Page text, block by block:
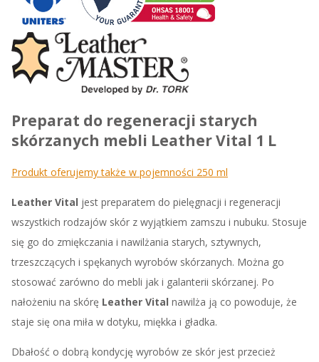
Preparat do regeneracji starych
skórzanych mebli Leather Vital 1 L
Produkt oferujemy także w pojemności 250 ml
Leather Vital jest preparatem do pielęgnacji i regeneracji
wszystkich rodzajów skór z wyjątkiem zamszu i nubuku. Stosuje
się go do zmiękczania i nawilżania starych, sztywnych,
trzeszczących i spękanych wyrobów skórzanych. Można go
stosować zarówno do mebli jak i galanterii skórzanej. Po
nałożeniu na skórę Leather Vital nawilża ją co powoduje, że
staje się ona miła w dotyku, miękka i gładka.
Dbałość o dobrą kondycję wyrobów ze skór jest przecież